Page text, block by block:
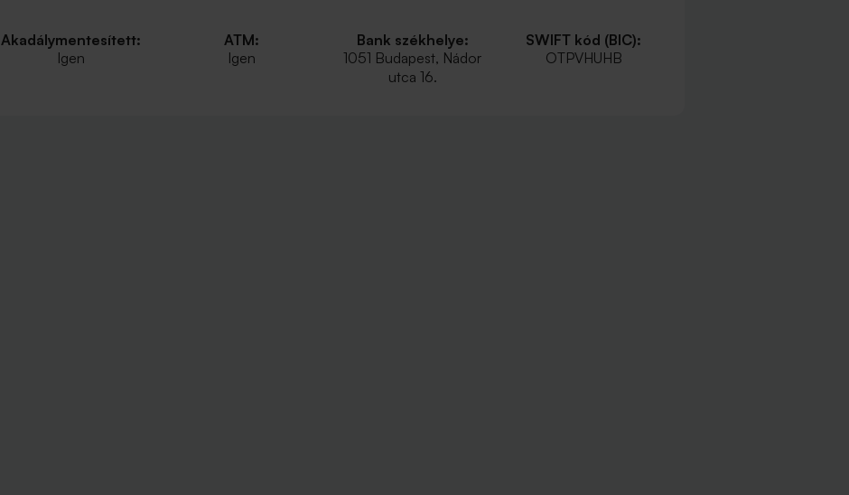
Akadálymentesített:
Igen
ATM:
Igen
Bank székhelye:
1051 Budapest, Nádor
utca 16.
SWIFT kód (BIC):
OTPVHUHB